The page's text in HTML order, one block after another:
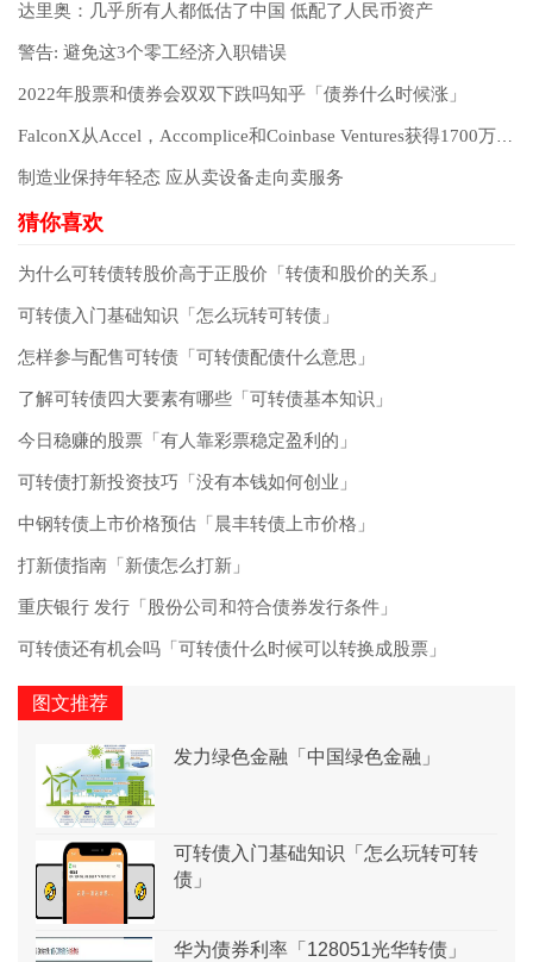
达里奥：几乎所有人都低估了中国 低配了人民币资产
警告: 避免这3个零工经济入职错误
2022年股票和债券会双双下跌吗知乎「债券什么时候涨」
FalconX从Accel，Accomplice和Coinbase Ventures获得1700万美元资金，用于加密交易平台
制造业保持年轻态 应从卖设备走向卖服务
为什么可转债转股价高于正股价「转债和股价的关系」
可转债入门基础知识「怎么玩转可转债」
怎样参与配售可转债「可转债配债什么意思」
了解可转债四大要素有哪些「可转债基本知识」
今日稳赚的股票「有人靠彩票稳定盈利的」
可转债打新投资技巧「没有本钱如何创业」
中钢转债上市价格预估「晨丰转债上市价格」
打新债指南「新债怎么打新」
重庆银行 发行「股份公司和符合债券发行条件」
可转债还有机会吗「可转债什么时候可以转换成股票」
图文推荐
发力绿色金融「中国绿色金融」
可转债入门基础知识「怎么玩转可转
债」
华为债券利率「128051光华转债」